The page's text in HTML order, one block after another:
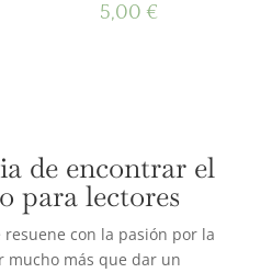
5,00 €
de encontrar el
para lectores
con la pasión por la
mucho más que dar un